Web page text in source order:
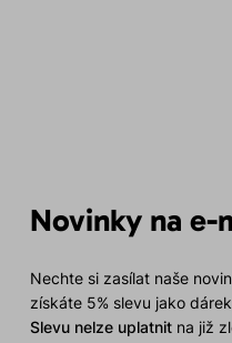
Novinky na e-
Nechte si zasílat naše
získáte 5% slevu jako
Slevu nelze uplatnitna již